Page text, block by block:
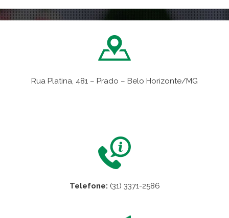
Rua Platina, 481 – Prado – Belo Horizonte/MG
Telefone: (31) 3371-2586